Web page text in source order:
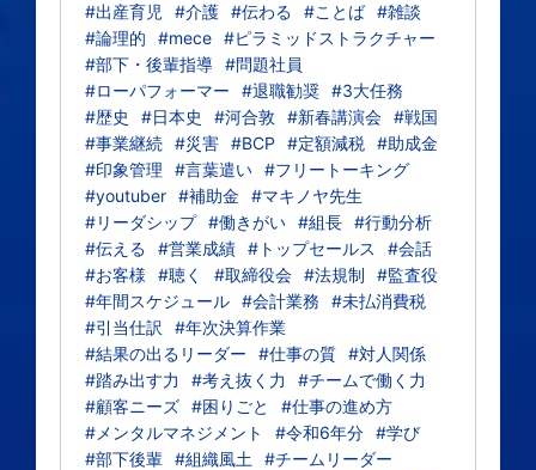
#出産育児
#介護 #伝わる #ことば #雑談
#論理的
#mece #ピラミッドストラクチャー
#部下・後輩指導 #問題社員
#ローパフォーマー
#退職勧奨 #3大任務
#歴史
#日本史 #河合敦 #新春講演会 #戦国
#事業継続 #災害 #BCP #定額減税 #助成金
#印象管理
#言葉遣い #フリートーキング
#youtuber #補助金
#マキノヤ先生
#リーダシップ #働きがい #組長 #行動分析
#伝える
#営業成績 #トップセールス
#会話
#お客様
#聴く #取締役会 #法規制
#監査役
#年間スケジュール #会計業務
#未払消費税
#引当仕訳
#年次決算作業
#結果の出るリーダー
#仕事の質 #対人関係
#踏み出す力
#考え抜く力
#チームで働く力
#顧客ニーズ #困りごと
#仕事の進め方
#メンタルマネジメント
#令和6年分 #学び
#部下後輩 #組織風土
#チームリーダー